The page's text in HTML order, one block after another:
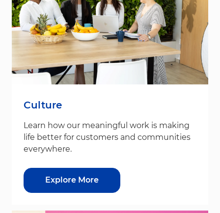
Culture
Learn how our meaningful work is making
life better for customers and communities
everywhere.
Explore More